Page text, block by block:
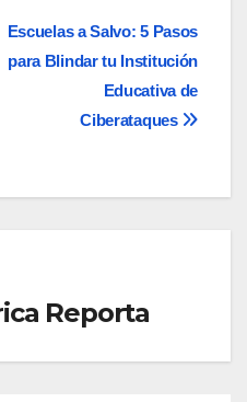
Escuelas a Salvo: 5 Pasos
para Blindar tu Institución
Educativa de
Ciberataques
Reporta